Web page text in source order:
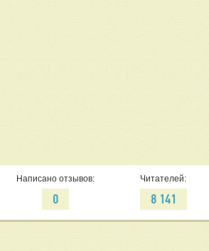
Написано отзывов:
0
Читателей:
8 141